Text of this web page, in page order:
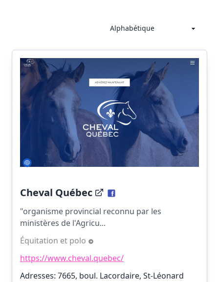
Cheval Québec
"organisme provincial reconnu par les
ministères de l'Agricu...
Équitation et polo
https://www.cheval.quebec/
Adresses: 7665, boul. Lacordaire, St-Léonard